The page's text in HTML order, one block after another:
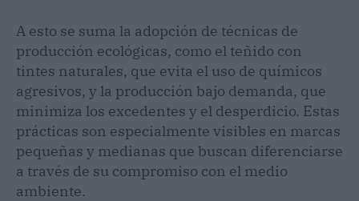
A esto se suma la adopción de técnicas de
producción ecológicas, como el teñido con
tintes naturales, que evita el uso de químicos
agresivos, y la producción bajo demanda, que
minimiza los excedentes y el desperdicio. Estas
prácticas son especialmente visibles en marcas
pequeñas y medianas que buscan diferenciarse
a través de su compromiso con el medio
ambiente.